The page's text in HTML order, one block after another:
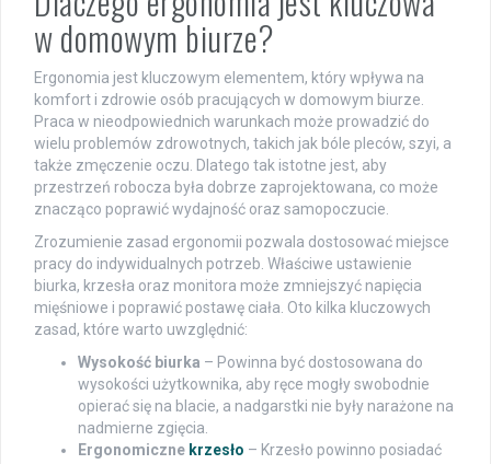
w domowym biurze?
Ergonomia jest kluczowym elementem, który wpływa na
komfort i zdrowie osób pracujących w domowym biurze.
Praca w nieodpowiednich warunkach może prowadzić do
wielu problemów zdrowotnych, takich jak bóle pleców, szyi, a
także zmęczenie oczu. Dlatego tak istotne jest, aby
przestrzeń robocza była dobrze zaprojektowana, co może
znacząco poprawić wydajność oraz samopoczucie.
Zrozumienie zasad ergonomii pozwala dostosować miejsce
pracy do indywidualnych potrzeb. Właściwe ustawienie
biurka, krzesła oraz monitora może zmniejszyć napięcia
mięśniowe i poprawić postawę ciała. Oto kilka kluczowych
zasad, które warto uwzględnić:
Wysokość biurka – Powinna być dostosowana do
wysokości użytkownika, aby ręce mogły swobodnie
opierać się na blacie, a nadgarstki nie były narażone na
nadmierne zgięcia.
Ergonomiczne krzesło – Krzesło powinno posiadać